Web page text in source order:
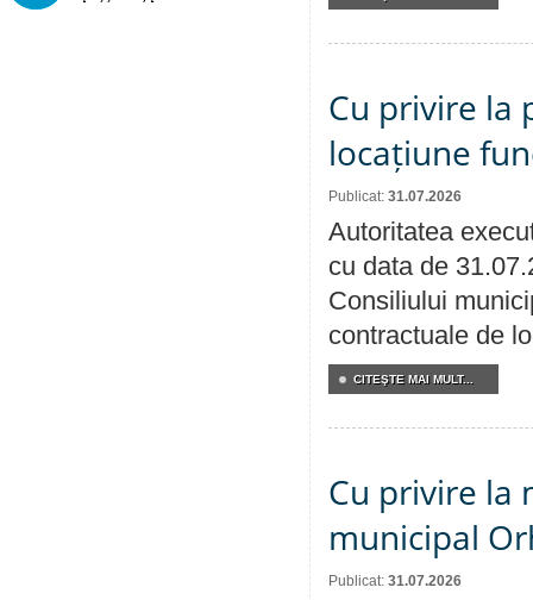
Cu privire la
locațiune
Publicat: 31.07.2026
Autoritatea
cu data de
Consiliului
contractuale de
CITEŞTE MAI MULT...
Cu privire la
municipal
Publicat: 31.07.2026